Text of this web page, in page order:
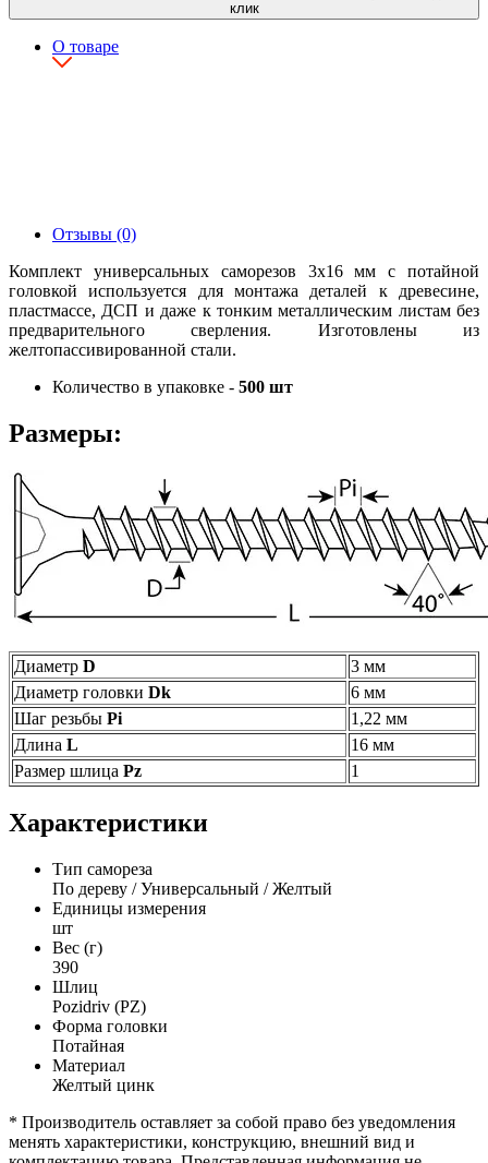
клик
О товаре
Отзывы (0)
Комплект универсальных саморезов 3х16 мм с потайной
головкой используется для монтажа деталей к древесине,
пластмассе, ДСП и даже к тонким металлическим листам без
предварительного сверления. Изготовлены из
желтопассивированной стали.
Количество в упаковке - 500 шт
Размеры:
Диаметр D
3 мм
Диаметр головки Dk
6 мм
Шаг резьбы Pi
1,22 мм
Длина L
16 мм
Размер шлица Pz 1
Характеристики
Тип самореза
По дереву / Универсальный / Желтый
Единицы измерения
шт
Вес (г)
390
Шлиц
Pozidriv (PZ)
Форма головки
Потайная
Материал
Желтый цинк
* Производитель оставляет за собой право без уведомления
менять характеристики, конструкцию, внешний вид и